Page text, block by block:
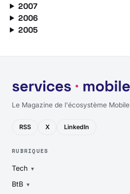
2007
2006
2005
Le Magazine de l'écosystème Mobile
RSS X LinkedIn
RUBRIQUES
Tech
BtB